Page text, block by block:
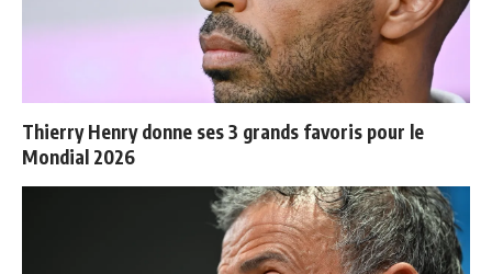
Thierry Henry donne ses 3 grands favoris pour le
Mondial 2026